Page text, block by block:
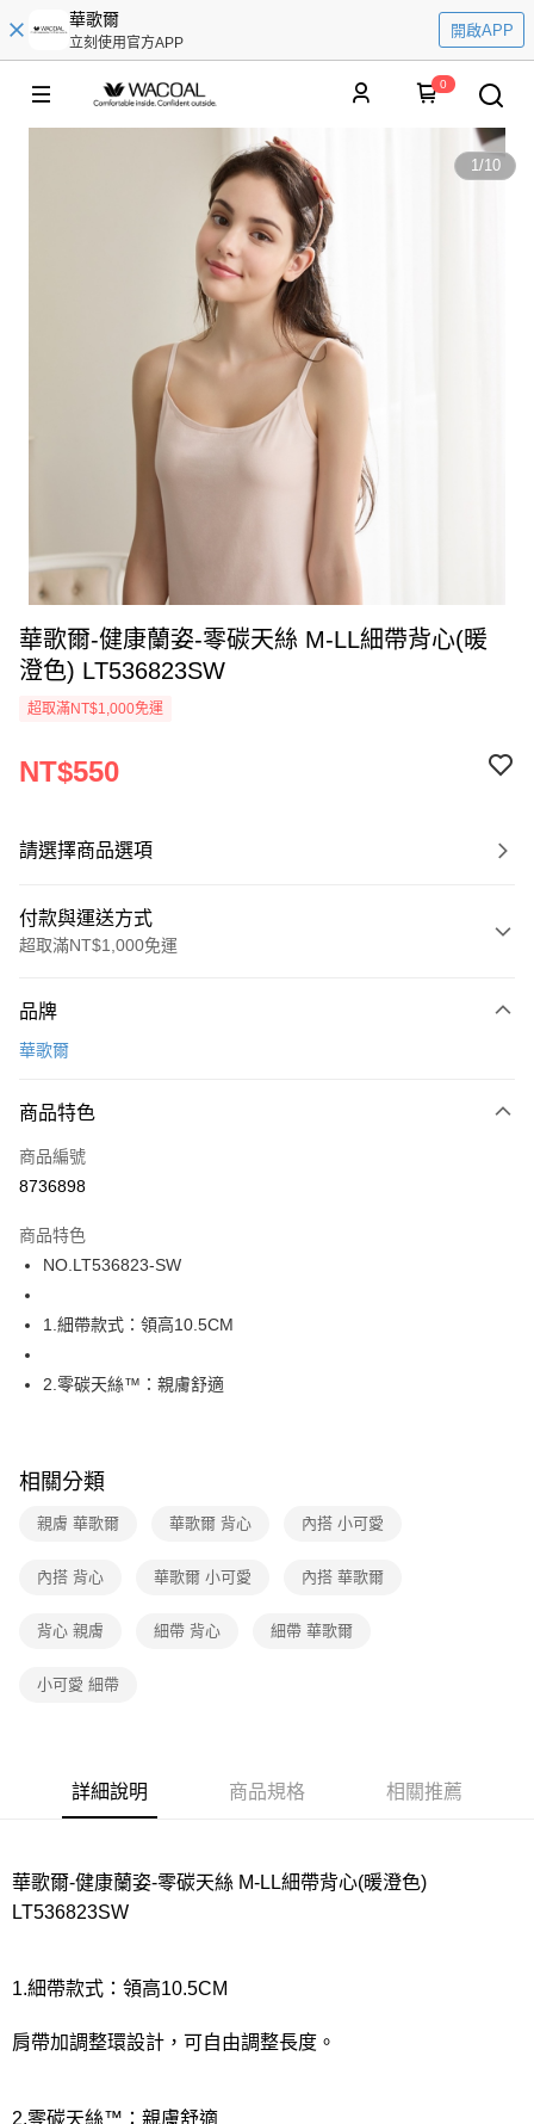
華歌爾
立刻使用官方APP
開啟APP
0
1/10
華歌爾-健康蘭姿-零碳天絲 M-LL細帶背心(暖
澄色) LT536823SW
超取滿NT$1,000免運
NT$550
請選擇商品選項
付款與運送方式
超取滿NT$1,000免運
信用卡一次付款
LINE Pay
街口支付
運送方式
全家取貨付款
每筆NT$80，滿NT$1,000(含以上)免運費
付款後全家取貨
每筆NT$80，滿NT$1,000(含以上)免運費
付款後7-11取貨
每筆NT$80，滿NT$1,000(含以上)免運費
離島
每筆NT$80，滿NT$1,000(含以上)免運費
品牌
華歌爾
商品特色
商品編號
8736898
商品特色
NO.LT536823-SW
1.細帶款式：領高10.5CM
2.零碳天絲™：親膚舒適
相關分類
親膚 華歌爾 華歌爾 背心 內搭 小可愛
內搭 背心 華歌爾 小可愛 內搭 華歌爾
背心 親膚 細帶 背心 細帶 華歌爾
小可愛 細帶
詳細說明 商品規格 相關推薦
華歌爾-健康蘭姿-零碳天絲 M-LL細帶背心(暖澄色)
LT536823SW
1.細帶款式：領高10.5CM
肩帶加調整環設計，可自由調整長度。
2.零碳天絲™：親膚舒適